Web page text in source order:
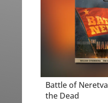
Battle of
the Dead